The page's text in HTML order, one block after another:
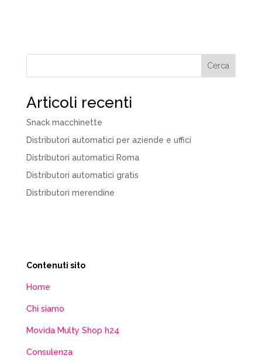
Cerca
Articoli recenti
Snack macchinette
Distributori automatici per aziende e uffici
Distributori automatici Roma
Distributori automatici gratis
Distributori merendine
Contenuti sito
Home
Chi siamo
Movida Multy Shop h24
Consulenza